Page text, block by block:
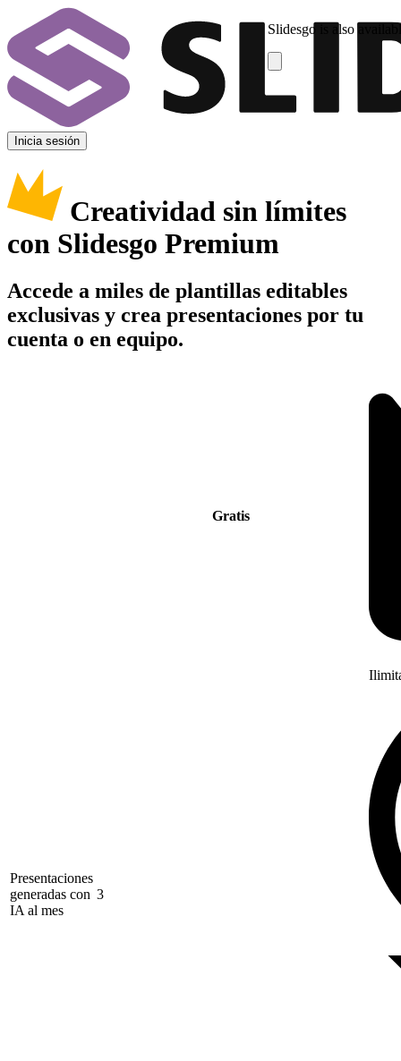
Slidesgo is also
Inicia sesión
Creatividad sin límites
con Slidesgo Premium
Accede a miles de plantillas editables
exclusivas y crea presentaciones por tu
cuenta o en equipo.
Gratis
Presentaciones
generadas con
IA al mes
3